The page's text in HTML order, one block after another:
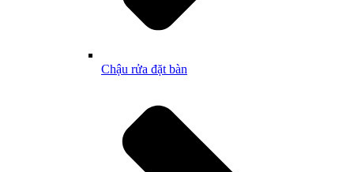
Chậu rửa đặt bàn